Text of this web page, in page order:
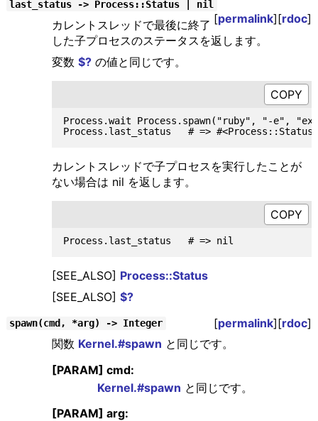
last_status -> Process::Status | nil
[permalink][rdoc]
カレントスレッドで最後に終了
した子プロセスのステータスを返します。
変数 $?の値と同じです。
Process.wait Process.spawn("ruby", "-e",
カレントスレッドで子プロセスを実行したことが
ない場合は nil を返します。
[SEE_ALSO] Process::Status
[SEE_ALSO] $?
spawn(cmd, *arg) -> Integer [permalink][rdoc]
関数 Kernel.#spawn と同じです。
[PARAM] cmd:
Kernel.#spawn と同じです。
[PARAM] arg: